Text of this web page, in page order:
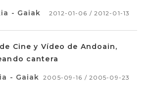
- Gaiak 2012-01-06 / 2012-01-13
Cine y Vídeo de Andoain,
cantera
- Gaiak 2005-09-16 / 2005-09-23